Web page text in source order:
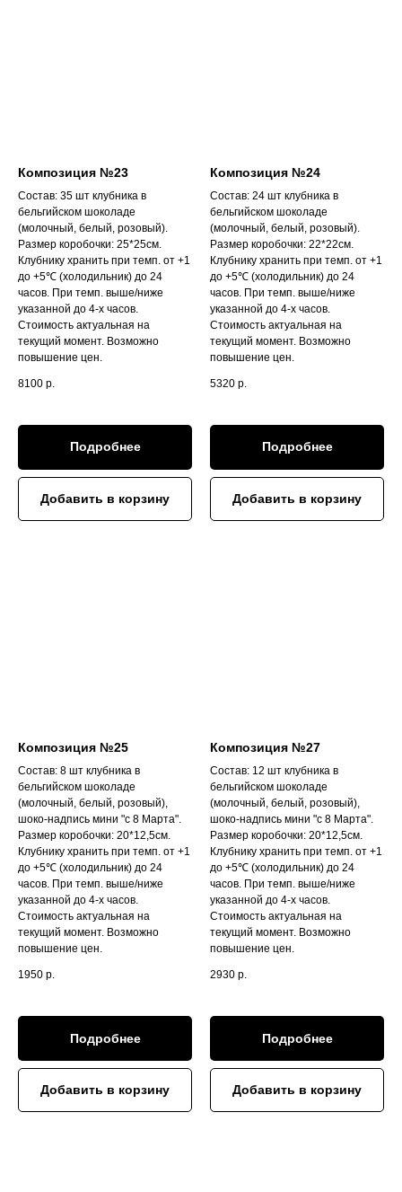
Композиция №23
Состав: 35 шт клубника в
бельгийском шоколаде
(молочный, белый, розовый).
Размер коробочки: 25*25см.
Клубнику хранить при темп. от +1
до +5℃ (холодильник) до 24
часов. При темп. выше/ниже
указанной до 4-х часов.
Стоимость актуальная на
текущий момент. Возможно
повышение цен.
8100 р.
Подробнее
Добавить в корзину
Композиция №24
Состав: 24 шт клубника в
бельгийском шоколаде
(молочный, белый, розовый).
Размер коробочки: 22*22см.
Клубнику хранить при темп. от +1
до +5℃ (холодильник) до 24
часов. При темп. выше/ниже
указанной до 4-х часов.
Стоимость актуальная на
текущий момент. Возможно
повышение цен.
5320 р.
Подробнее
Добавить в корзину
Композиция №25
Состав: 8 шт клубника в
бельгийском шоколаде
(молочный, белый, розовый),
шоко-надпись мини "с 8 Марта".
Размер коробочки: 20*12,5см.
Клубнику хранить при темп. от +1
до +5℃ (холодильник) до 24
часов. При темп. выше/ниже
указанной до 4-х часов.
Стоимость актуальная на
текущий момент. Возможно
повышение цен.
1950 р.
Подробнее
Добавить в корзину
Композиция №27
Состав: 12 шт клубника в
бельгийском шоколаде
(молочный, белый, розовый),
шоко-надпись мини "с 8 Марта".
Размер коробочки: 20*12,5см.
Клубнику хранить при темп. от +1
до +5℃ (холодильник) до 24
часов. При темп. выше/ниже
указанной до 4-х часов.
Стоимость актуальная на
текущий момент. Возможно
повышение цен.
2930 р.
Подробнее
Добавить в корзину